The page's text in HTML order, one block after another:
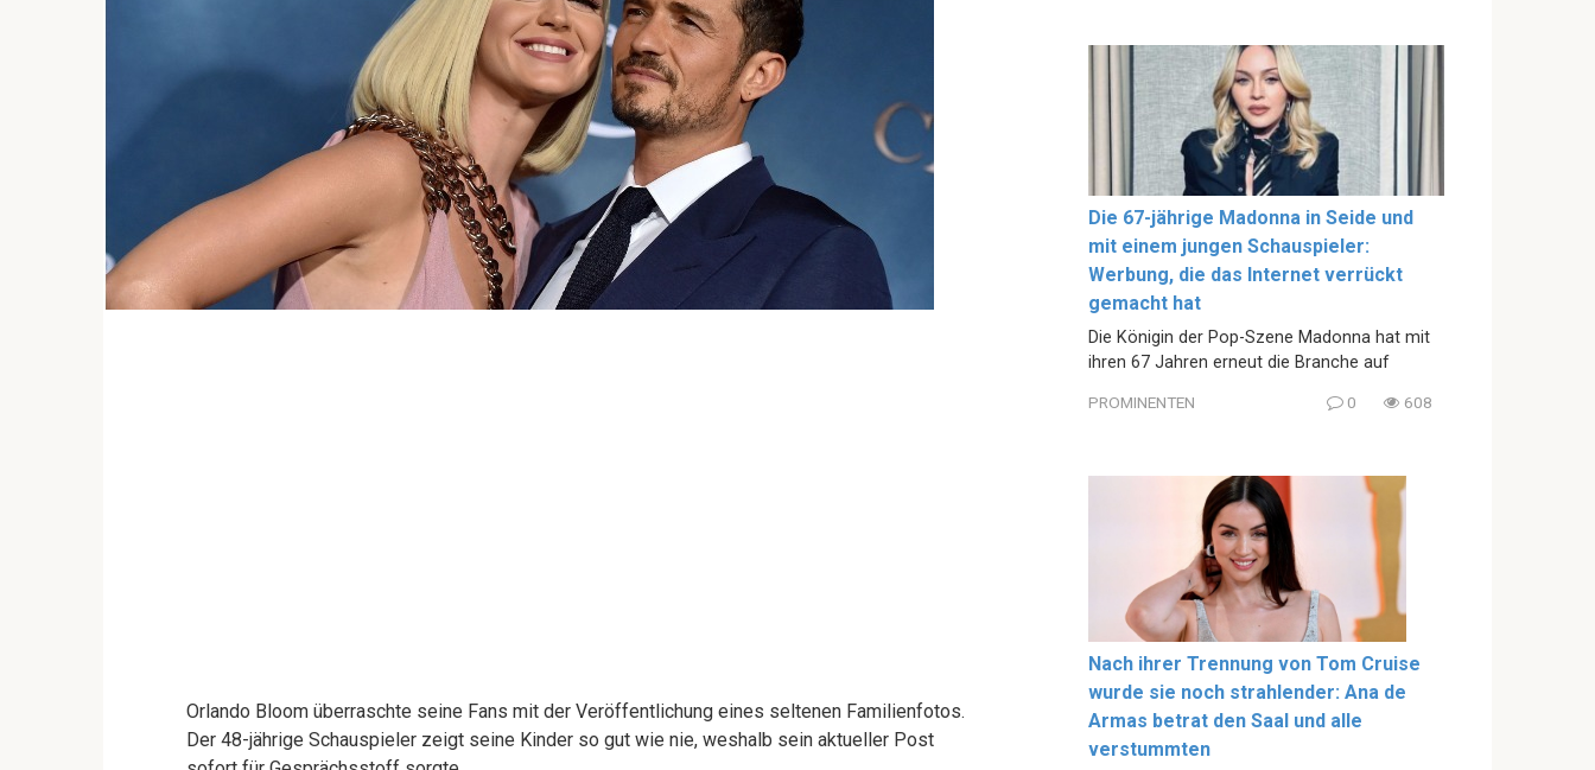
Orlando Bloom überraschte seine Fans mit der Veröffentlichung eines seltenen Familienfotos.
Der 48-jährige Schauspieler zeigt seine Kinder so gut wie nie, weshalb sein aktueller Post
Die 67-jährige Madonna in Seide und
mit einem jungen Schauspieler:
Werbung, die das Internet verrückt
gemacht hat
Die Königin der Pop-Szene Madonna hat mit
ihren 67 Jahren erneut die Branche auf
PROMINENTEN 0 608
Nach ihrer Trennung von Tom Cruise
wurde sie noch strahlender: Ana de
Armas betrat den Saal und alle
verstummten